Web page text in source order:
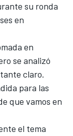
su ronda
en
en
se analizó
claro.
para las
que vamos en
el tema